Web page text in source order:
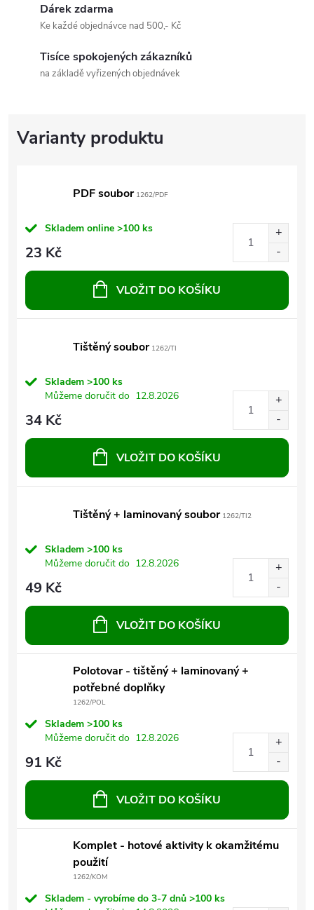
Dárek zdarma
Ke každé objednávce nad 500,- Kč
Tisíce spokojených zákazníků
na základě vyřizených objednávek
PDF soubor1262/PDF
Skladem online >100 ks
23 Kč
VLOŽIT DO KOŠÍKU
Tištěný soubor1262/TI
Skladem >100 ks
Můžeme doručit do 12.8.2026
34 Kč
VLOŽIT DO KOŠÍKU
Tištěný + laminovaný soubor1262/TI2
Skladem >100 ks
Můžeme doručit do 12.8.2026
49 Kč
VLOŽIT DO KOŠÍKU
Polotovar - tištěný + laminovaný +
potřebné doplňky
1262/POL
Skladem >100 ks
Můžeme doručit do 12.8.2026
91 Kč
VLOŽIT DO KOŠÍKU
Komplet - hotové aktivity k okamžitému
použití
1262/KOM
Skladem - vyrobíme do 3-7 dnů >100 ks